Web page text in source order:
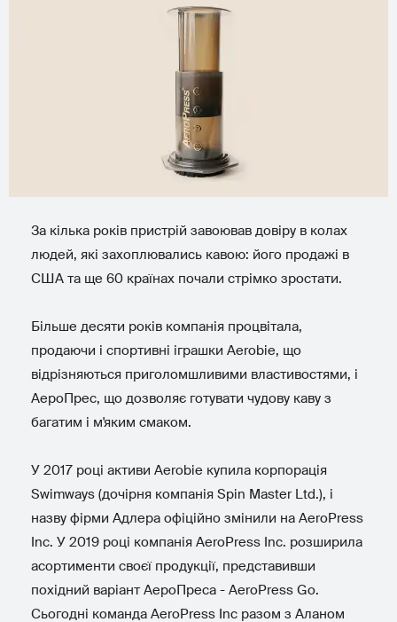
За кілька років пристрій завоював довіру в колах
людей, які захоплювались кавою: його продажі в
США та ще 60 країнах почали стрімко зростати.
Більше десяти років компанія процвітала,
продаючи і спортивні іграшки Aerobie, що
відрізняються приголомшливими властивостями, і
АероПрес, що дозволяє готувати чудову каву з
багатим і м'яким смаком.
У 2017 році активи Aerobie купила корпорація
Swimways (дочірня компанія Spin Master Ltd.), і
назву фірми Адлера офіційно змінили на AeroPress
Inc. У 2019 році компанія AeroPress Inc. розширила
асортименти своєї продукції, представивши
похідний варіант АероПреса - AeroPress Go.
Сьогодні команда AeroPress Inc разом з Аланом